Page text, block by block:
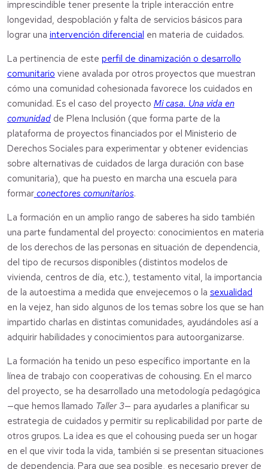
imprescindible tener presente la triple interacción entre
longevidad, despoblación y falta de servicios básicos para
lograr una intervención diferencial en materia de cuidados.
La pertinencia de este perfil de dinamización o desarrollo
comunitario viene avalada por otros proyectos que muestran
cómo una comunidad cohesionada favorece los cuidados en
comunidad. Es el caso del proyecto Mi casa. Una vida en
comunidadde Plena Inclusión (que forma parte de la
plataforma de proyectos financiados por el Ministerio de
Derechos Sociales para experimentar y obtener evidencias
sobre alternativas de cuidados de larga duración con base
comunitaria), que ha puesto en marcha una escuela para
formar conectores comunitarios.
La formación en un amplio rango de saberes ha sido también
una parte fundamental del proyecto: conocimientos en materia
de los derechos de las personas en situación de dependencia,
del tipo de recursos disponibles (distintos modelos de
vivienda, centros de día, etc.), testamento vital, la importancia
de la autoestima a medida que envejecemos o la sexualidad
en la vejez, han sido algunos de los temas sobre los que se han
impartido charlas en distintas comunidades, ayudándoles así a
adquirir habilidades y conocimientos para autoorganizarse.
La formación ha tenido un peso específico importante en la
línea de trabajo con cooperativas de cohousing. En el marco
del proyecto, se ha desarrollado una metodología pedagógica
—que hemos llamado Taller 3— para ayudarles a planificar su
estrategia de cuidados y permitir su replicabilidad por parte de
otros grupos. La idea es que el cohousing pueda ser un hogar
en el que vivir toda la vida, también si se presentan situaciones
de dependencia. Para que sea posible, es necesario prever de